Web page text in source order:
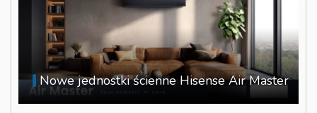
Nowe jednostki ścienne Hisense Air Master